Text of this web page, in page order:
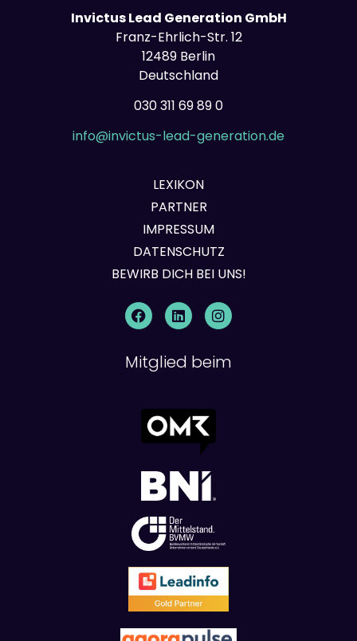
Invictus Lead Generation GmbH
Franz-Ehrlich-Str. 12
12489 Berlin
Deutschland
030 311 69 89 0
info@invictus-lead-generation.de
LEXIKON
PARTNER
IMPRESSUM
DATENSCHUTZ
BEWIRB DICH BEI UNS!
Mitglied beim